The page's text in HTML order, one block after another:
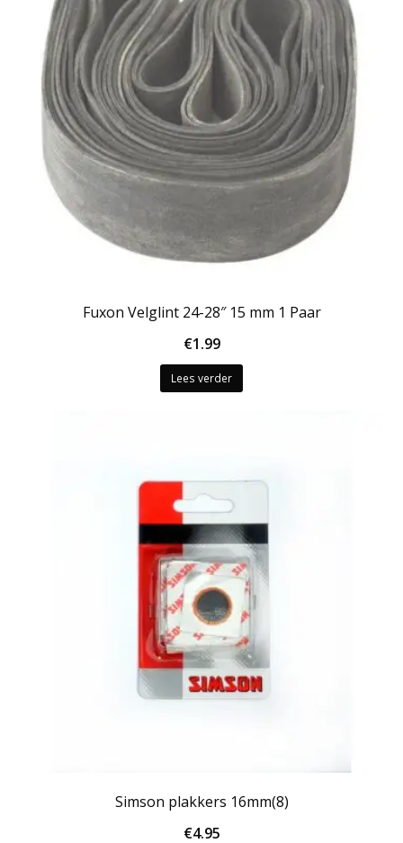
Fuxon Velglint 24-28″ 15 mm 1 Paar
€1.99
Lees verder
Simson plakkers 16mm(8)
€4.95